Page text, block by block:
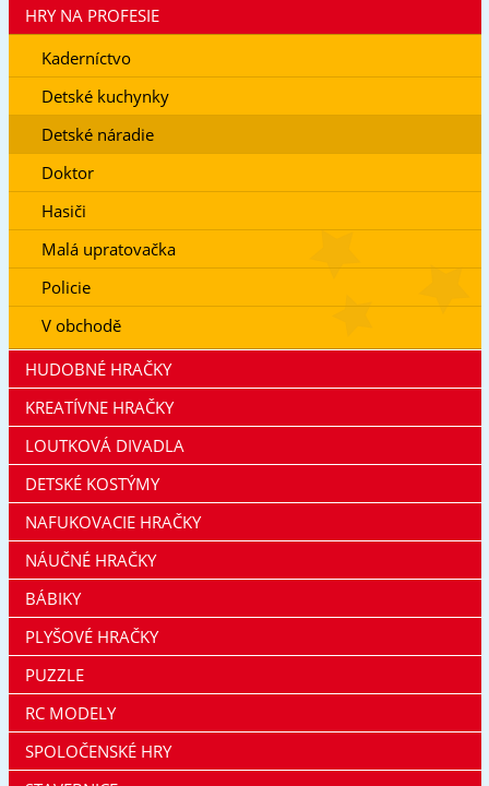
HRY NA PROFESIE
Kaderníctvo
Detské kuchynky
Detské náradie
Doktor
Hasiči
Malá upratovačka
Policie
V obchodě
HUDOBNÉ HRAČKY
KREATÍVNE HRAČKY
LOUTKOVÁ DIVADLA
DETSKÉ KOSTÝMY
NAFUKOVACIE HRAČKY
NÁUČNÉ HRAČKY
BÁBIKY
PLYŠOVÉ HRAČKY
PUZZLE
RC MODELY
SPOLOČENSKÉ HRY